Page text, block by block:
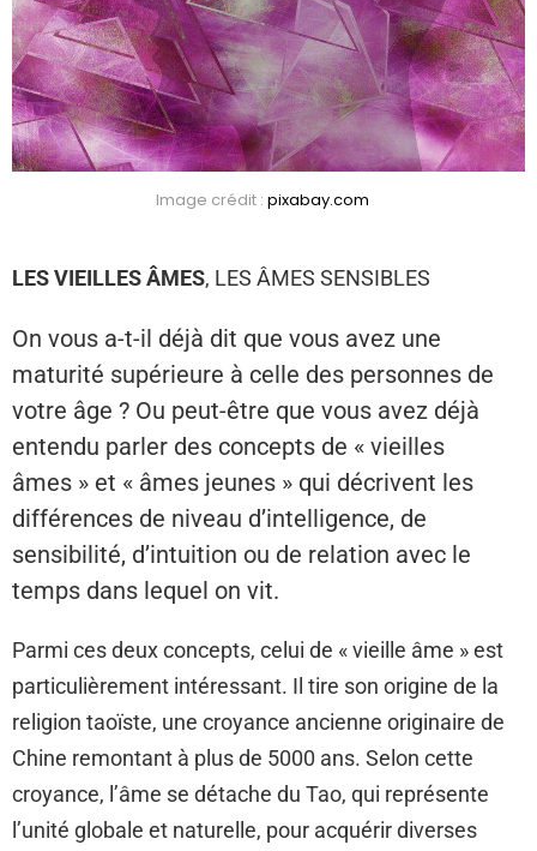
Image crédit : pixabay.com
LES VIEILLES ÂMES, LES ÂMES SENSIBLES
On vous a-t-il déjà dit que vous avez une
maturité supérieure à celle des personnes de
votre âge ? Ou peut-être que vous avez déjà
entendu parler des concepts de « vieilles
âmes » et « âmes jeunes » qui décrivent les
différences de niveau d’intelligence, de
sensibilité, d’intuition ou de relation avec le
temps dans lequel on vit.
Parmi ces deux concepts, celui de « vieille âme » est
particulièrement intéressant. Il tire son origine de la
religion taoïste, une croyance ancienne originaire de
Chine remontant à plus de 5000 ans. Selon cette
croyance, l’âme se détache du Tao, qui représente
l’unité globale et naturelle, pour acquérir diverses